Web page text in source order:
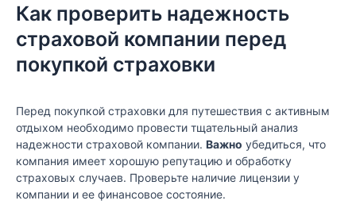
Как проверить надежность
страховой компании перед
покупкой страховки
Перед покупкой страховки для путешествия с активным
отдыхом необходимо провести тщательный анализ
надежности страховой компании. Важно убедиться, что
компания имеет хорошую репутацию и обработку
страховых случаев. Проверьте наличие лицензии у
компании и ее финансовое состояние.